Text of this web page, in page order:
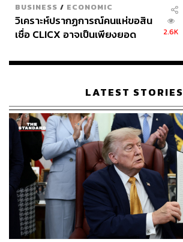
BUSINESS / ECONOMIC
วิเคราะห์ปรากฏการณ์คนแห่ขอสิน
เชื่อ CLICX อาจเป็นเพียงยอด
เรือนไทยที่ถูกซุกไว้
2.6K
LATEST STORIES